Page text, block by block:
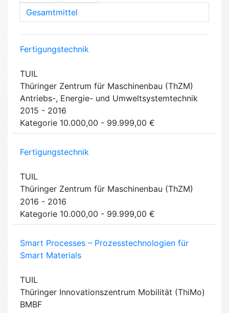
Gesamtmittel
Fertigungstechnik
TUIL
Thüringer Zentrum für Maschinenbau (ThZM)
Antriebs-, Energie- und Umweltsystemtechnik
2015 - 2016
Kategorie 10.000,00 - 99.999,00 €
Fertigungstechnik
TUIL
Thüringer Zentrum für Maschinenbau (ThZM)
2016 - 2016
Kategorie 10.000,00 - 99.999,00 €
Smart Processes – Prozesstechnologien für
Smart Materials
TUIL
Thüringer Innovationszentrum Mobilität (ThiMo)
BMBF